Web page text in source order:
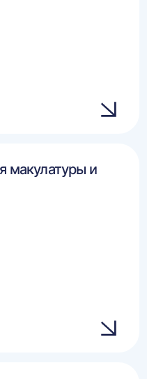
макулатуры и